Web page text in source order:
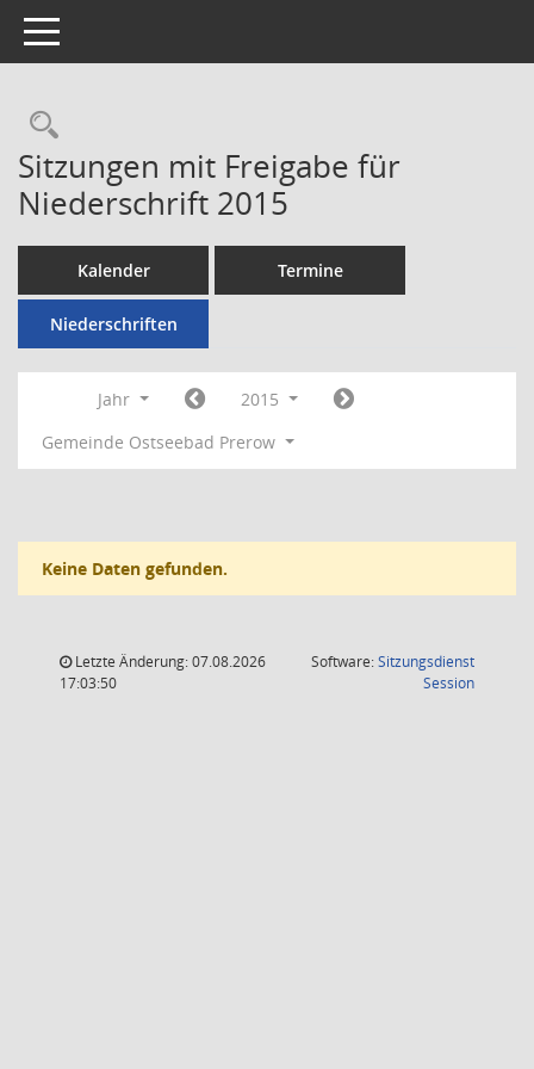
Toggle navigation
Rechercheauswahl
Sitzungen mit Freigabe für
Niederschrift 2015
Kalender Termine
Niederschriften
Jahr
2015
Gemeinde Ostseebad Prerow
Keine Daten gefunden.
Letzte Änderung: 07.08.2026
17:03:50
Software:Sitzungsdienst
Session(Wird in